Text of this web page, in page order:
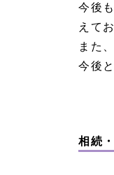
今後
えて
また
今後
相続